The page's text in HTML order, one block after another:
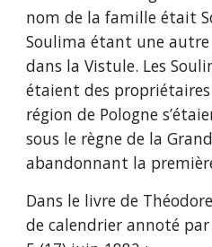
nom de la famille était
Soulima étant une
dans la Vistule. Les
étaient des
région de Pologne
sous le règne de la
abandonnant la
Dans le livre de
de calendrier annoté